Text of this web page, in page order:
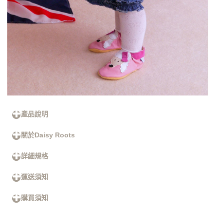
產品說明
關於Daisy Roots
詳細規格
運送須知
購買須知